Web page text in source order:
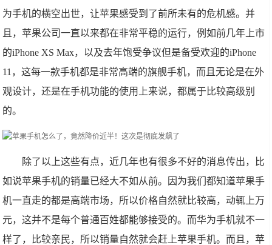
为手机的横空出世，让苹果感受到了前所未有的危机感。并
且，苹果公司一直以来都在非常平稳的运行，例如前几年上市
的iPhone XS Max，以及去年饱受争议但是备受欢迎的iPhone
11，这每一款手机都是非常高端的旗舰手机，而且无论是在外
观设计，还是在手机功能的使用上来说，都属于比较高级别
的。
除了以上这些有点，近几年也有很多不好的消息传出，比
如说苹果手机的销量已经大不如从前。因为我们都知道苹果手
机一直走的都是高端市场，所以价格自然就比较高，动辄上万
元，这并不是每个普通百姓都能够接受的。而华为手机就不一
样了，比较亲民，所以销量自然就会赶上苹果手机。而且，苹